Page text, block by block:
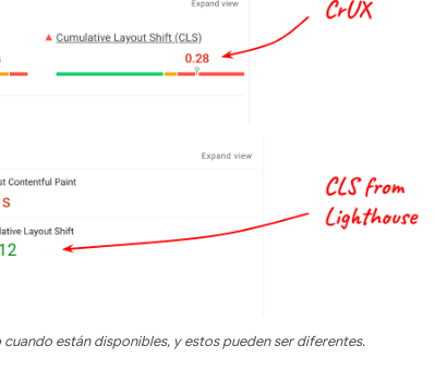
están disponibles, y estos pueden ser diferentes.